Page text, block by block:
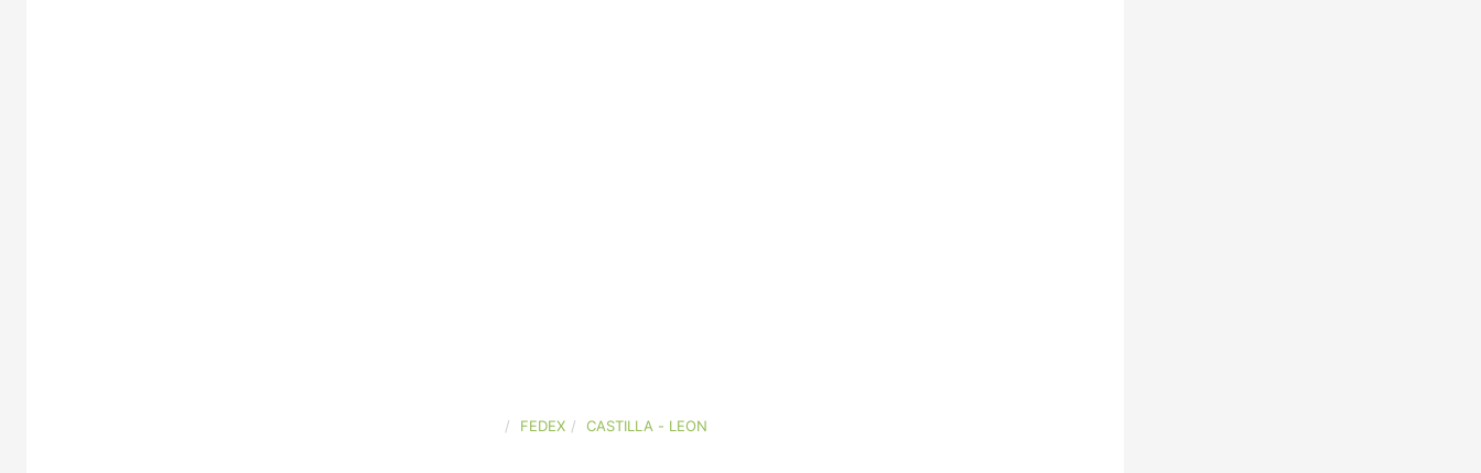
FEDEX CASTILLA - LEON